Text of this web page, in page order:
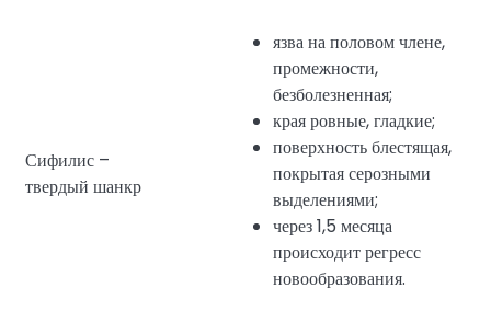
Сифилис –
твердый шанкр
язва на половом члене,
промежности,
безболезненная;
края ровные, гладкие;
поверхность блестящая,
покрытая серозными
выделениями;
через 1,5 месяца
происходит регресс
новообразования.